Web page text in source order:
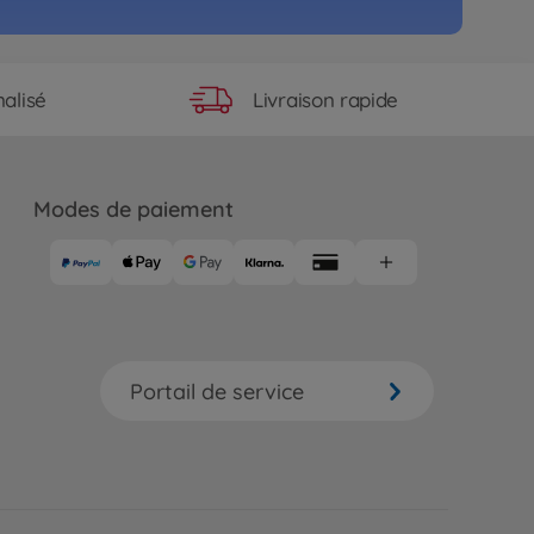
Buggy 4WD 100% RTR
Livraison rapide
Modes de paiement
Portail de service